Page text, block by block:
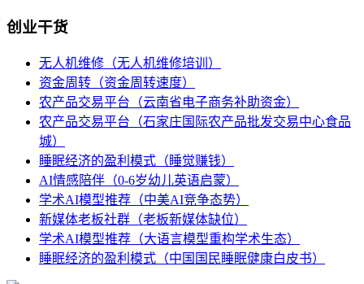
创业干货
无人机维修（无人机维修培训）
资金周转（资金周转速度）
农产品交易平台（云南省电子商务补助资金）
农产品交易平台（石家庄国际农产品批发交易中心食品
城）
睡眠经济的盈利模式（睡觉赚钱）
AI情感陪伴（0-6岁幼儿英语启蒙）
学术AI模型推荐（中美AI竞争态势）
新媒体老板社群（老板新媒体缺位）
学术AI模型推荐（大语言模型重构学术生态）
睡眠经济的盈利模式（中国国民睡眠健康白皮书）